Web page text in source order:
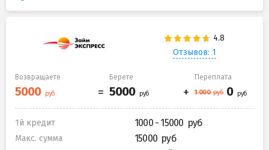
Отзывов: 1
Возвращаете Берете Переплата
1й кредит 1000 - 15000
Макс. сумма 15000